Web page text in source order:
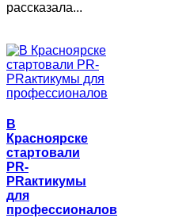
рассказала...
В
Красноярске
стартовали
PR-
PRактикумы
для
профессионалов